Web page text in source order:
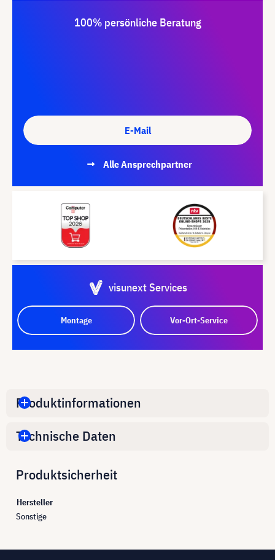
100% persönliche Beratung
E-Mail
Alle Ansprechpartner
visunext Services
Montage Vor-Ort-Service
Produktinformationen
Technische Daten
Produktsicherheit
Hersteller
Sonstige